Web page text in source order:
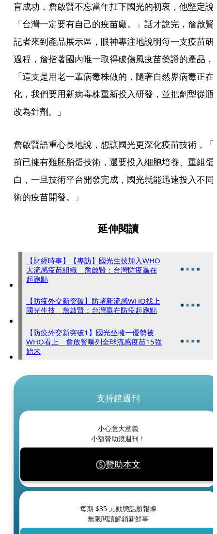
盲成功，詹啟賢不忘當年扛下國光的初衷，他堅定說
「台灣一定要有自己的疫苗廠。」話才說完，詹啟賢
記者來到產品展示區，眼神專注地說明每一支疫苗研
過程，詹指著國內唯一取得破傷風疫苗藥證的產品，
「這支是用老一輩病毒株做的，隨著自然界病毒正在
化，我們要用新病毒株重新投入研發，並把劑型從瓶
改為針劑。」
詹啟賢語重心長地說，想讓國光更深化疫苗技術，「
前已擁有雞胚胎蛋技術，還要投入細胞培養、重組蛋
白，一旦技術平台開發完成，國光就能迅速投入不同
術的疫苗開發。」
延伸閱讀
【財經時事】【專訪】國光生技加入WHO
大流感疫苗組織 詹啟賢：台灣防疫贏在
起跑點
【防疫外交新突破】防堵新流感WHO找上
國光生技 詹啟賢：台灣贏在防疫起跑點
【防疫外交新突破1】國光坐擁一優勢被
WHO看上 詹啟賢曝列全球流感疫苗15強
始末
支持鏡週刊
小心意大意義
小額贊助鏡週刊！
贊助本文
每期 $35 元動態話題報導
無限閱讀解鎖新鮮事